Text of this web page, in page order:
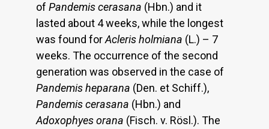
of Pandemis cerasana (Hbn.) and it
lasted about 4 weeks, while the longest
was found forAcleris holmiana (L.) – 7
weeks. The occurrence of the second
generation was observed in the case of
Pandemis heparana (Den. et Schiff.),
Pandemis cerasana (Hbn.) and
Adoxophyes orana (Fisch. v. Rösl.). The